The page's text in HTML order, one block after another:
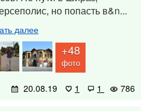
но попасть в&n...
далее
+48
фото
20.08.19 1 1 786